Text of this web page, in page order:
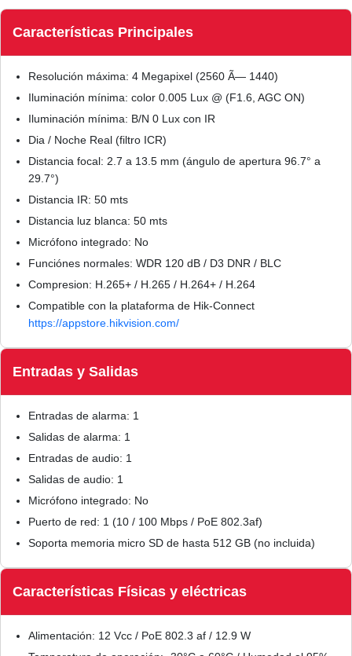
Características Principales
Resolución máxima: 4 Megapixel (2560 Ã— 1440)
Iluminación mínima: color 0.005 Lux @ (F1.6, AGC ON)
Iluminación mínima: B/N 0 Lux con IR
Dia / Noche Real (filtro ICR)
Distancia focal: 2.7 a 13.5 mm (ángulo de apertura 96.7° a
29.7°)
Distancia IR: 50 mts
Distancia luz blanca: 50 mts
Micrófono integrado: No
Funciónes normales: WDR 120 dB / D3 DNR / BLC
Compresion: H.265+ / H.265 / H.264+ / H.264
Compatible con la plataforma de Hik-Connect
https://appstore.hikvision.com/
Entradas y Salidas
Entradas de alarma: 1
Salidas de alarma: 1
Entradas de audio: 1
Salidas de audio: 1
Micrófono integrado: No
Puerto de red: 1 (10 / 100 Mbps / PoE 802.3af)
Soporta memoria micro SD de hasta 512 GB (no incluida)
Características Físicas y eléctricas
Alimentación: 12 Vcc / PoE 802.3 af / 12.9 W